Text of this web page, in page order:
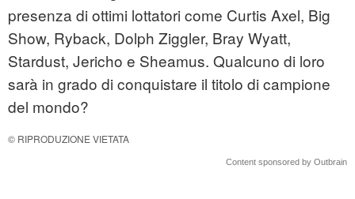
presenza di ottimi lottatori come Curtis Axel, Big
Show, Ryback, Dolph Ziggler, Bray Wyatt,
Stardust, Jericho e Sheamus. Qualcuno di loro
sarà in grado di conquistare il titolo di campione
del mondo?
© RIPRODUZIONE VIETATA
Content sponsored by Outbrain